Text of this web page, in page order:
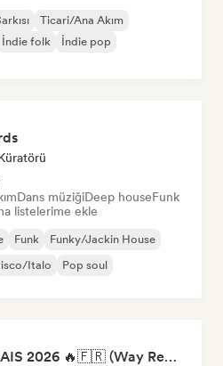
Ticari/Ana Akım
İndie folk
İndie pop
Dans müziğiDeep houseFunk
listelerime ekle
Funk
Funky/Jackin House
Italo Pop soul
RAP FRANÇAIS 2026 🔥🇫🇷 (Way Records)